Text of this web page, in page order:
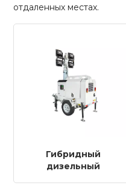
отдаленных местах.
Гибридный
дизельный